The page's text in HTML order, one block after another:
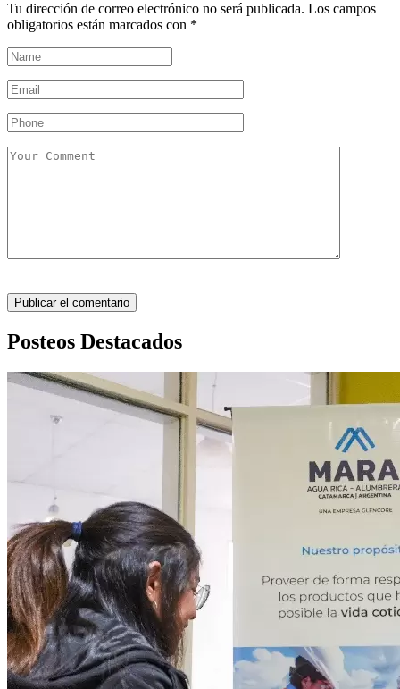
Tu dirección de correo electrónico no será publicada. Los campos
obligatorios están marcados con *
Posteos Destacados